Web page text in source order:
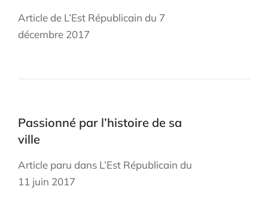
Article de L’Est Républicain du 7
décembre 2017
Passionné par l’histoire de sa
ville
Article paru dans L’Est Républicain du
11 juin 2017